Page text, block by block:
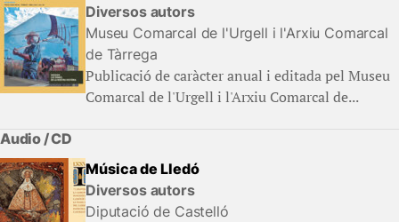
Diversos autors
Museu Comarcal de l'Urgell i l'Arxiu Comarcal
de Tàrrega
Publicació de caràcter anual i editada pel Museu
Comarcal de l'Urgell i l'Arxiu Comarcal de...
Audio / CD
Música de Lledó
Diversos autors
Diputació de Castelló